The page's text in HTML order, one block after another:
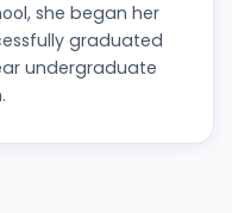
she began her
graduated
undergraduate